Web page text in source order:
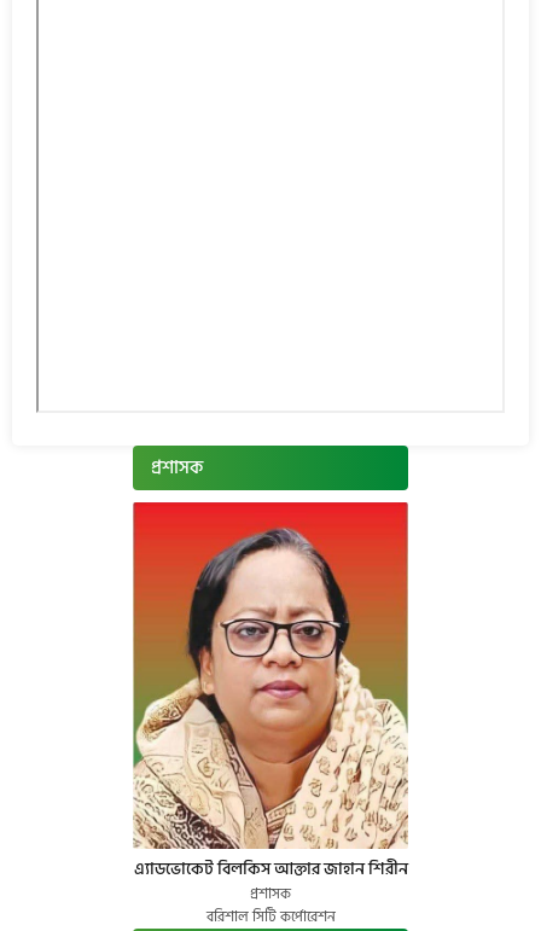
প্রশাসক
এ্যাডভোকেট বিলকিস আক্তার জাহান শিরীন
প্রশাসক
বরিশাল সিটি কর্পোরেশন